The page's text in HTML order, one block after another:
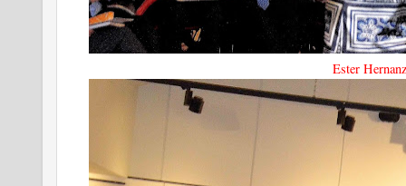
Ester Hernanz